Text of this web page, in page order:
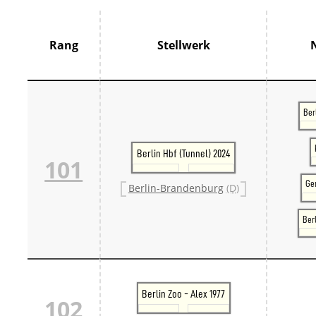
Île-
Italien
Schweiz
Rang Stellwerk
101
Berlin Hbf (Tunnel) 2024
Berlin-Brandenburg (D)
102
Berlin Zoo - Alex 1977